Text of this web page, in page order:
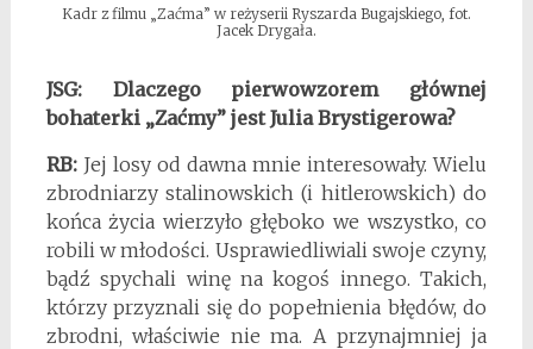
Kadr z filmu „Zaćma” w reżyserii Ryszarda Bugajskiego, fot.
Jacek Drygała.
JSG: Dlaczego pierwowzorem głównej
bohaterki „Zaćmy” jest Julia Brystigerowa?
RB:Jej losy od dawna mnie interesowały. Wielu
zbrodniarzy stalinowskich (i hitlerowskich) do
końca życia wierzyło głęboko we wszystko, co
robili w młodości. Usprawiedliwiali swoje czyny,
bądź spychali winę na kogoś innego. Takich,
którzy przyznali się do popełnienia błędów, do
zbrodni, właściwie nie ma. A przynajmniej ja